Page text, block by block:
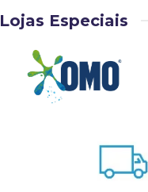
Lojas Especiais